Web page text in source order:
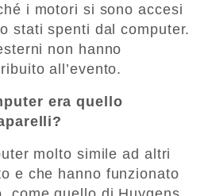
i motori si sono accesi
stati spenti dal computer.
non hanno
all’evento.
era quello
molto simile ad altri
e che hanno funzionato